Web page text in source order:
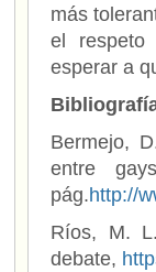
más
el respeto
esperar a
Bermejo,
entre
pág.http://
Ríos, M.
debate,